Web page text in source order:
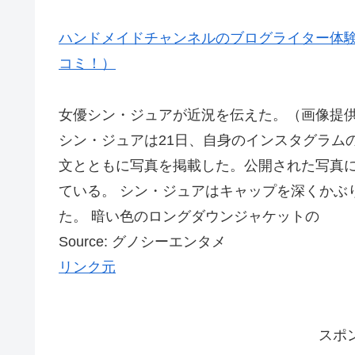
ハンドメイドチャンネルのブログライター体
コミ！）
女優シン・ジュアが近況を伝えた。（画像提
シン・ジュアは21日、自身のインスタグラ
文とともに写真を掲載した。公開された写真
ている。 シン・ジュアはキャップを深くか
た。 暗い色のロングダウンジャケットの
Source: グノシーエンタメ
リンク元
スポ